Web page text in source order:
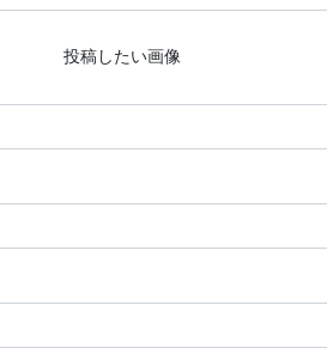
投稿したい画像